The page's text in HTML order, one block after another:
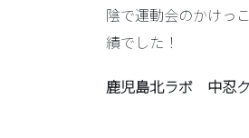
陰で運動会のかけっ
績でした！
鹿児島北ラボ 中忍